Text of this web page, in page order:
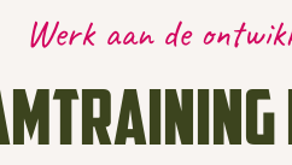
Werk aan de